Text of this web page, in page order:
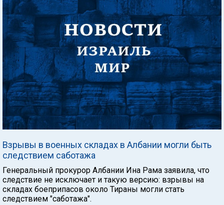
Взрывы в военных складах в Албании могли быть
следствием саботажа
Генеральный прокурор Албании Ина Рама заявила, что
следствие не исключает и такую версию: взрывы на
складах боеприпасов около Тираны могли стать
следствием "саботажа".